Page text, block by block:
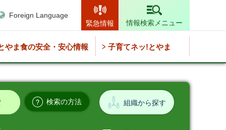
Foreign Language
緊急情報
情報検索メニュー
やま食の安全・安心情報 子育てネッ!とやま
検索の方法 組織から探す